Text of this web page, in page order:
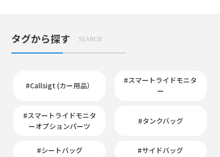
タグから探す SEARCH
#Callsigt (カー用品）
#スマートライドモニタ
ー
#スマートライドモニタ
ーオプションパーツ
#タンクバッグ
#シートバッグ #サイドバッグ